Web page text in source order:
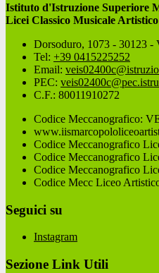
Istituto d'Istruzione Superiore
Licei Classico Musicale
Dorsoduro, 1073 - 30123 -
Tel: +39 0415225252
Email:
PEC:
C.F.: 80011910272
Codice Meccanografico:
Codice Meccanografico
Codice Meccanografico
Codice Meccanografico
Codice Mecc Liceo
Seguici su
Instagram
Sezione Link Utili